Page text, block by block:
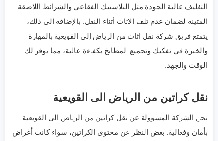
التغليف عالية الجودة مثل البلاستيك الفقاعي والشرائط اللاصقة
المتينة لضمان عدم تلف الاثاث أثناء النقل. بالإضافة الى ذلك،
يتمتع فريق شركة نقل اثاث من الرياض إلى القويعية بالمهارة
والخبرة في تفكيك وتجميع المطابخ بكفاءة عالية، مما يوفر لك
الوقت والجهد.
نقل كراتين من الرياض الى القويعية
نحن الشركة المسؤولة عن نقل كراتين من الرياض الى القويعية
بأمان وفعالية. بغض النظر عن محتوى الكراتين، سواء كانت أغراض